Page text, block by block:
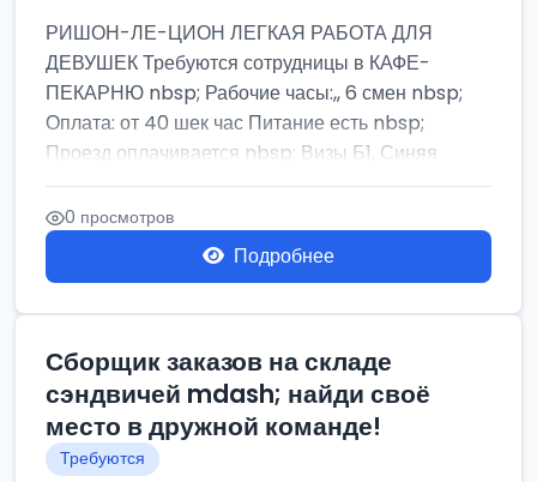
РИШОН-ЛЕ-ЦИОН ЛЕГКАЯ РАБОТА ДЛЯ
ДЕВУШЕК Требуются сотрудницы в КАФЕ-
ПЕКАРНЮ nbsp; Рабочие часы:,, 6 смен nbsp;
Оплата: от 40 шек час Питание есть nbsp;
Проезд оплачивается nbsp; Визы Б1, Синяя
бумага,...
0 просмотров
Подробнее
Сборщик заказов на складе
сэндвичей mdash; найди своё
место в дружной команде!
Требуются